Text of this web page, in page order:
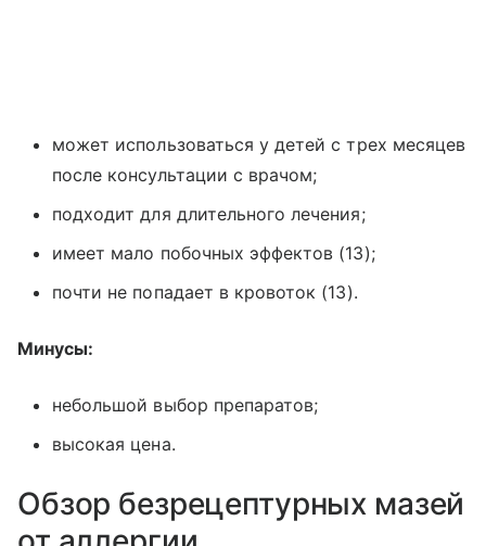
может использоваться у детей с трех месяцев
после консультации с врачом;
подходит для длительного лечения;
имеет мало побочных эффектов (13);
почти не попадает в кровоток (13).
Минусы:
небольшой выбор препаратов;
высокая цена.
Обзор безрецептурных мазей